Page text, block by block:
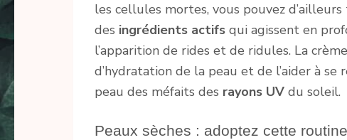
les cellules mortes, vous pouvez
des ingrédients actifs qui agissent en
l’apparition de rides et de ridules. La
d’hydratation de la peau et de l’aider à se
peau des méfaits des rayons UV du soleil.
Peaux sèches : adoptez cette